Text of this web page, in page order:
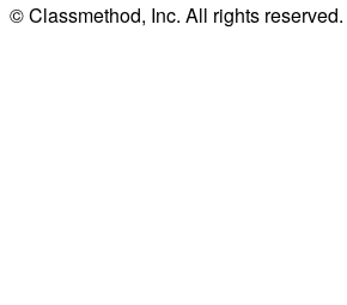
© Classmethod, Inc. All rights reserved.